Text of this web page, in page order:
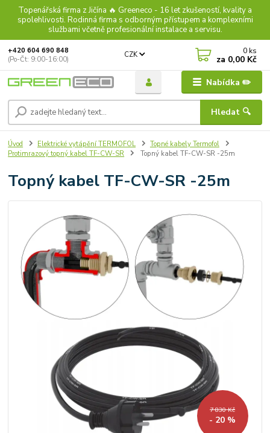
Topenářská firma z Jičína 🔥 Greeneco - 16 let zkušeností, kvality a
spolehlivosti. Rodinná firma s odborným přístupem a komplexními
službami včetně profesionální instalace a servisu.
Nabídka ✏️
CZK
Hledat 🔍
+420 604 690 848
(Po-Čt: 9:00-16:00)
0 ks
za 0,00 Kč
Úvod Elektrické vytápění TERMOFOL
Topné kabely Termofol
Protimrazový topný kabel TF-CW-SR
Topný kabel TF-CW-SR -25m
Topný kabel TF-CW-SR -25m
7 830 Kč
- 20 %